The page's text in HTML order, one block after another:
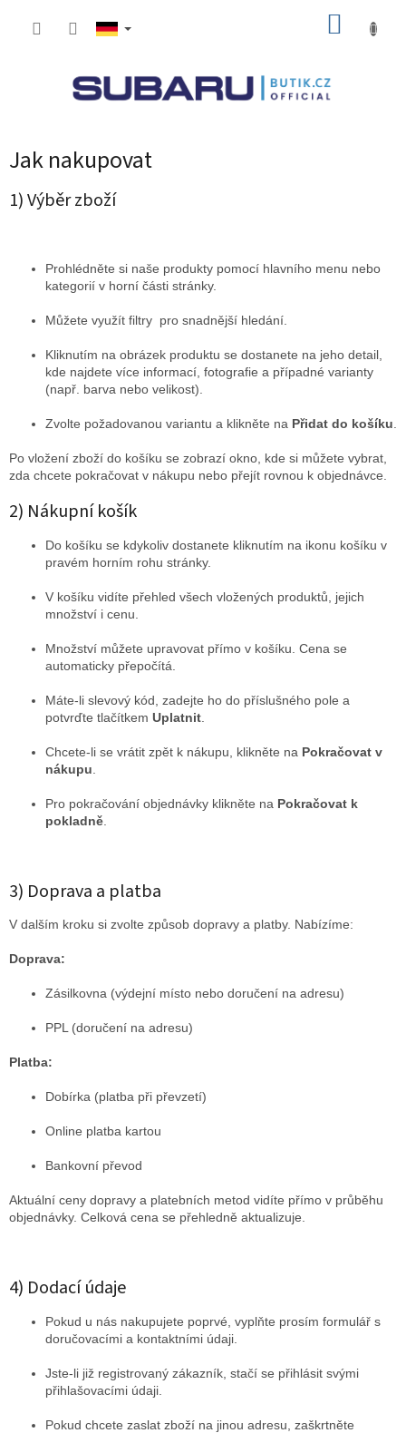
Jak nakupovat
1) Výběr zboží
Prohlédněte si naše produkty pomocí hlavního menu nebo
kategorií v horní části stránky.
Můžete využít filtry pro snadnější hledání.
Kliknutím na obrázek produktu se dostanete na jeho detail,
kde najdete více informací, fotografie a případné varianty
(např. barva nebo velikost).
Zvolte požadovanou variantu a klikněte na Přidat do košíku
Po vložení zboží do košíku se zobrazí okno, kde si můžete vybrat,
zda chcete pokračovat v nákupu nebo přejít rovnou k objednávce.
2) Nákupní košík
Do košíku se kdykoliv dostanete kliknutím na ikonu košíku v
pravém horním rohu stránky.
V košíku vidíte přehled všech vložených produktů, jejich
množství i cenu.
Množství můžete upravovat přímo v košíku. Cena se
automaticky přepočítá.
Máte-li slevový kód, zadejte ho do příslušného pole a
potvrďte tlačítkem Uplatnit
Chcete-li se vrátit zpět k nákupu, klikněte na Pokračovat v
nákupu
Pro pokračování objednávky klikněte na Pokračovat k
pokladně
3) Doprava a platba
V dalším kroku si zvolte způsob dopravy a platby. Nabízíme:
Doprava:
Zásilkovna (výdejní místo nebo doručení na adresu)
PPL (doručení na adresu)
Platba:
Dobírka (platba při převzetí)
Online platba kartou
Bankovní převod
Aktuální ceny dopravy a platebních metod vidíte přímo v průběhu
objednávky. Celková cena se přehledně aktualizuje.
4) Dodací údaje
Pokud u nás nakupujete poprvé, vyplňte prosím formulář s
doručovacími a kontaktními údaji.
Jste-li již registrovaný zákazník, stačí se přihlásit svými
přihlašovacími údaji.
Pokud chcete zaslat zboží na jinou adresu, zaškrtněte